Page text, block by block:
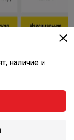
наличие и